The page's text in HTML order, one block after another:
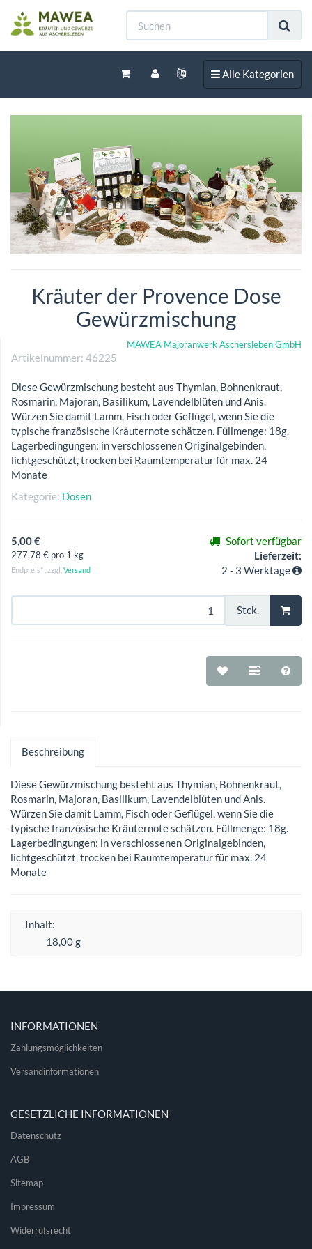
Toggle navigation
Alle Kategorien
Kräuter der Provence Dose
Gewürzmischung
MAWEA Majoranwerk Aschersleben GmbH
Artikelnummer: 46225
Diese Gewürzmischung besteht aus Thymian, Bohnenkraut,
Rosmarin, Majoran, Basilikum, Lavendelblüten und Anis.
Würzen Sie damit Lamm, Fisch oder Geflügel, wenn Sie die
typische französische Kräuternote schätzen. Füllmenge: 18g.
Lagerbedingungen: in verschlossenen Originalgebinden,
lichtgeschützt, trocken bei Raumtemperatur für max. 24
Monate
Kategorie: Dosen
5,00 €
277,78 € pro 1 kg
Endpreis* , zzgl. Versand
Sofort verfügbar
Lieferzeit:
2 - 3 Werktage
Stck.
Beschreibung
Diese Gewürzmischung besteht aus Thymian, Bohnenkraut,
Rosmarin, Majoran, Basilikum, Lavendelblüten und Anis.
Würzen Sie damit Lamm, Fisch oder Geflügel, wenn Sie die
typische französische Kräuternote schätzen. Füllmenge: 18g.
Lagerbedingungen: in verschlossenen Originalgebinden,
lichtgeschützt, trocken bei Raumtemperatur für max. 24
Monate
Inhalt:
18,00 g
INFORMATIONEN
Zahlungsmöglichkeiten
Versandinformationen
GESETZLICHE INFORMATIONEN
Datenschutz
AGB
Sitemap
Impressum
Widerrufsrecht